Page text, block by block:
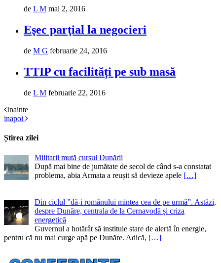
de L M mai 2, 2016
Eşec parţial la negocieri
de M G februarie 24, 2016
TTIP cu facilități pe sub masă
de L M februarie 22, 2016
Inainte
inapoi
Știrea zilei
Militarii mută cursul Dunării
După mai bine de jumătate de secol de când s-a constatat
problema, abia Armata a reușit să devieze apele […]
Din ciclul ”dă-i românului mintea cea de pe urmă”. Astăzi,
despre Dunăre, centrala de la Cernavodă și criza
energetică
Guvernul a hotărât să instituie stare de alertă în energie,
pentru că nu mai curge apă pe Dunăre. Adică, […]